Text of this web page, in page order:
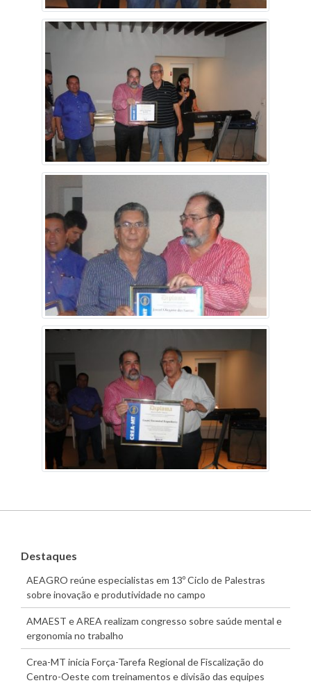
Destaques
AEAGRO reúne especialistas em 13º Ciclo de Palestras
sobre inovação e produtividade no campo
AMAEST e AREA realizam congresso sobre saúde mental e
ergonomia no trabalho
Crea-MT inicia Força-Tarefa Regional de Fiscalização do
Centro-Oeste com treinamentos e divisão das equipes